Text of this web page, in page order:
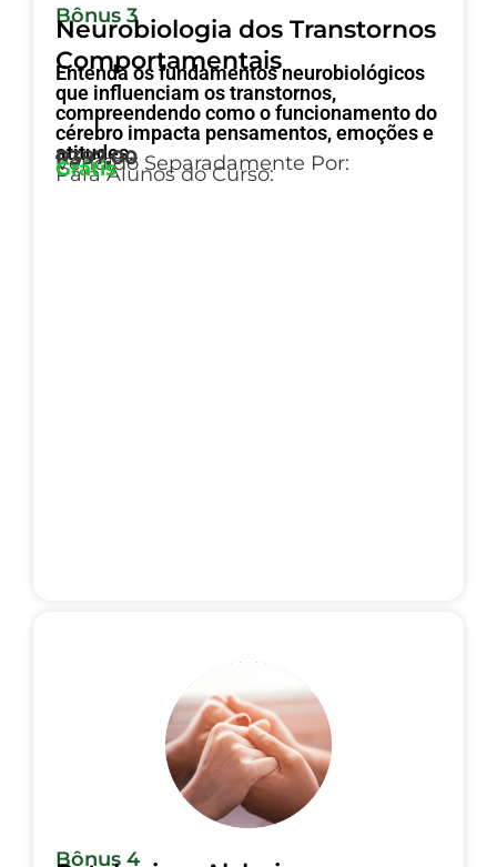
Bônus 3
Neurobiologia dos Transtornos
Comportamentais
Entenda os fundamentos neurobiológicos
que influenciam os transtornos,
compreendendo como o funcionamento do
cérebro impacta pensamentos, emoções e
atitudes.
Vendido Separadamente Por:
R397,00
Para Alunos do Curso:
Grátis
Bônus 4